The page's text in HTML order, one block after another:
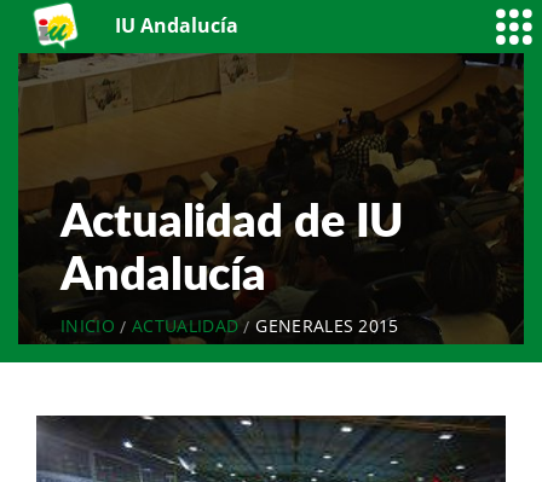
IU Andalucía
Actualidad de IU
Andalucía
INICIO ACTUALIDAD GENERALES 2015